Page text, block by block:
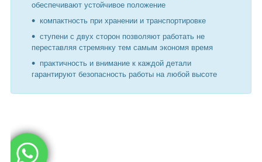
обеспечивают устойчивое положение
компактность при хранении и транспортировке
ступени с двух сторон позволяют работать не
переставляя стремянку тем самым экономя время
практичность и внимание к каждой детали
гарантируют безопасность работы на любой высоте